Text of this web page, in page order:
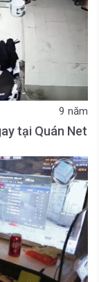
9 năm
tại Quán Net